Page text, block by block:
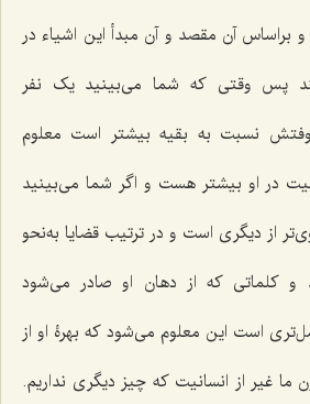
و براساس آن مقصد و آن مبدأ این اشیاء در
پس وقتى که شما مى‌بینید یک نفر
نسبت به بقیه بیشتر است معلوم
در او بیشتر هست و اگر شما مى‌بینید
از دیگرى است و در ترتیب قضایا به‌نحو
کلماتى که از دهان او صادر مى‌شود
است این معلوم می‌شود که بهرۀ او از
غیر از انسانیت که چیز دیگرى نداریم.